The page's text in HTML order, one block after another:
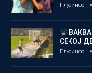
Плусинфо
СЕКОЈ
Плусинфо